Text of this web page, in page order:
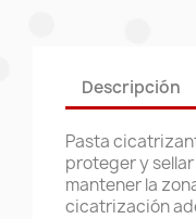
Descripción
Pasta
proteger y
mantener la
cicatrización